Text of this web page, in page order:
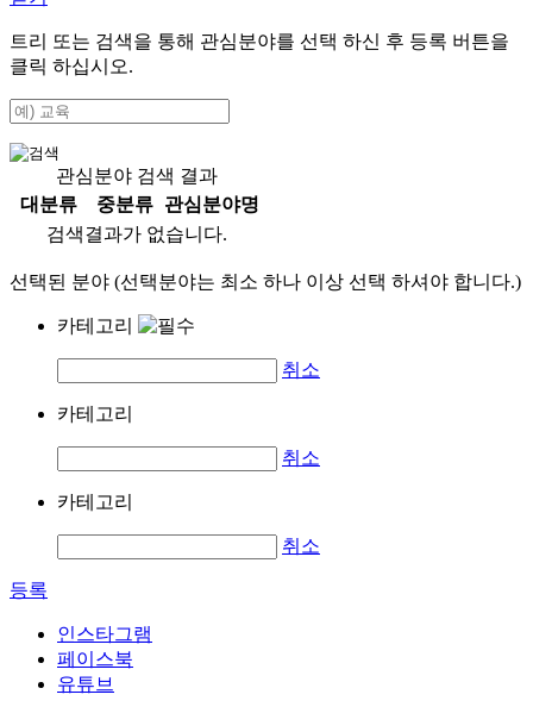
트리 또는 검색을 통해 관심분야를 선택 하신 후 등록 버튼을
클릭 하십시오.
관심분야 검색 결과
대분류
중분류
관심분야명
검색결과가 없습니다.
선택된 분야 (선택분야는 최소 하나 이상 선택 하셔야 합니다.)
카테고리
취소
카테고리
취소
카테고리
취소
등록
인스타그램
페이스북
유튜브